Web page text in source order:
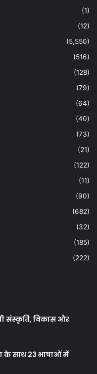
(1)
(12)
(5,550)
(516)
(128)
(79)
(64)
(40)
(73)
(21)
(122)
(11)
(90)
(682)
(32)
(185)
(222)
संस्कृति, विकास और
के साथ 23 भाषाओं में